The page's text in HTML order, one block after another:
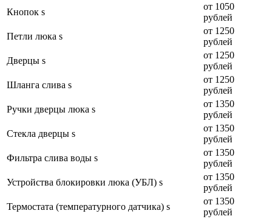
Кнопок s
от 1050
рублей
Петли люка s
от 1250
рублей
Дверцы s
от 1250
рублей
Шланга слива s
от 1250
рублей
Ручки дверцы люка s
от 1350
рублей
Стекла дверцы s
от 1350
рублей
Фильтра слива воды s
от 1350
рублей
Устройства блокировки люка (УБЛ) s
от 1350
рублей
Термостата (температурного датчика) s
от 1350
рублей